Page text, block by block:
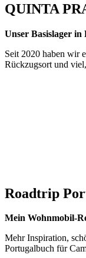
QUINTA
Unser Basislager in
Seit 2020 haben wir
Rückzugsort und
Roadtrip
Mein Wohnmobil-
Mehr Inspiration,
Portugalbuch für